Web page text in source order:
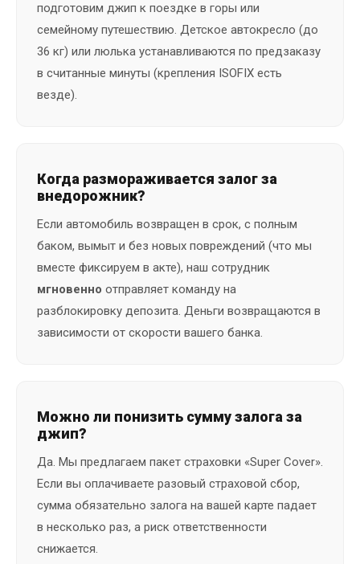
подготовим джип к поездке в горы или
семейному путешествию. Детское автокресло (до
36 кг) или люлька устанавливаются по предзаказу
в считанные минуты (крепления ISOFIX есть
везде).
Когда размораживается залог за
внедорожник?
Если автомобиль возвращен в срок, с полным
баком, вымыт и без новых повреждений (что мы
вместе фиксируем в акте), наш сотрудник
мгновенно отправляет команду на
разблокировку депозита. Деньги возвращаются в
зависимости от скорости вашего банка.
Можно ли понизить сумму залога за
джип?
Да. Мы предлагаем пакет страховки «Super Cover».
Если вы оплачиваете разовый страховой сбор,
сумма обязательно залога на вашей карте падает
в несколько раз, а риск ответственности
снижается.